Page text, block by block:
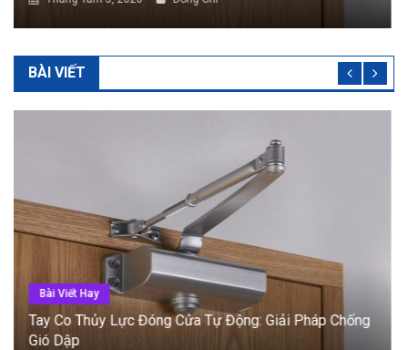
BÀI VIẾT
Bài Viết Hay
Cửa Tự Động Cảm Biến: Phân Loại Và Tiêu Chí Lắp
Đặt